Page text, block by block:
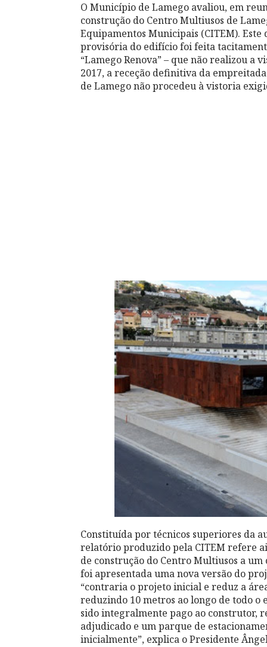
O Município de Lamego avaliou, em
construção do Centro Multiusos de
Equipamentos Municipais (CITEM).
provisória do edifício foi feita
“Lamego Renova” – que não realizou
2017, a receção definitiva da
de Lamego não procedeu à vistoria
Constituída por técnicos superiores da
relatório produzido pela CITEM refere
de construção do Centro Multiusos a
foi apresentada uma nova versão do
“contraria o projeto inicial e reduz a
reduzindo 10 metros ao longo de todo o
sido integralmente pago ao construtor,
adjudicado e um parque de
inicialmente”, explica o Presidente